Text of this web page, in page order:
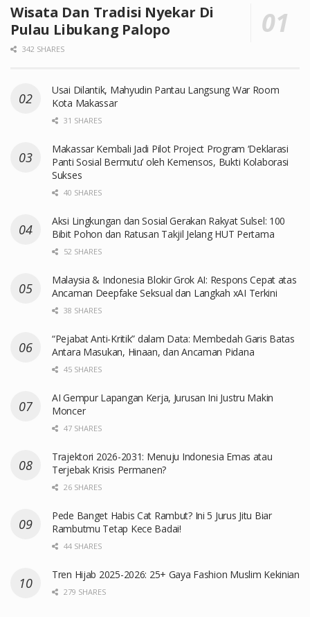
Wisata Dan Tradisi Nyekar Di
Pulau Libukang Palopo
342 SHARES
Usai Dilantik, Mahyudin Pantau Langsung War Room
Kota Makassar
31 SHARES
Makassar Kembali Jadi Pilot Project Program ‘Deklarasi
Panti Sosial Bermutu’ oleh Kemensos, Bukti Kolaborasi
Sukses
40 SHARES
Aksi Lingkungan dan Sosial Gerakan Rakyat Sulsel: 100
Bibit Pohon dan Ratusan Takjil Jelang HUT Pertama
52 SHARES
Malaysia & Indonesia Blokir Grok AI: Respons Cepat atas
Ancaman Deepfake Seksual dan Langkah xAI Terkini
38 SHARES
“Pejabat Anti-Kritik” dalam Data: Membedah Garis Batas
Antara Masukan, Hinaan, dan Ancaman Pidana
45 SHARES
AI Gempur Lapangan Kerja, Jurusan Ini Justru Makin
Moncer
47 SHARES
Trajektori 2026-2031: Menuju Indonesia Emas atau
Terjebak Krisis Permanen?
26 SHARES
Pede Banget Habis Cat Rambut? Ini 5 Jurus Jitu Biar
Rambutmu Tetap Kece Badai!
44 SHARES
Tren Hijab 2025-2026: 25+ Gaya Fashion Muslim Kekinian
279 SHARES